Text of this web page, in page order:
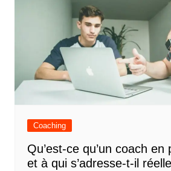
Coaching
Qu’est-ce qu’un coach
et à qui s’adresse-t-il